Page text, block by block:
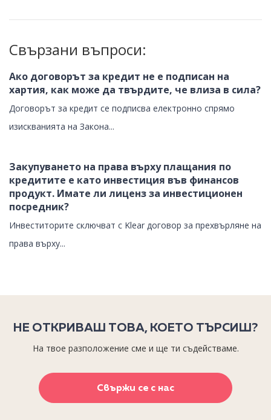
Свързани въпроси:
Ако договорът за кредит не е подписан на
хартия, как може да твърдите, че влиза в сила?
Договорът за кредит се подписва електронно спрямо
изискванията на Закона...
Закупуването на права върху плащания по
кредитите е като инвестиция във финансов
продукт. Имате ли лиценз за инвестиционен
посредник?
Инвеститорите сключват с Klear договор за прехвърляне на
права върху...
НЕ ОТКРИВАШ ТОВА, КОЕТО ТЪРСИШ?
На твое разположение сме и ще ти съдействаме.
Свържи се с нас